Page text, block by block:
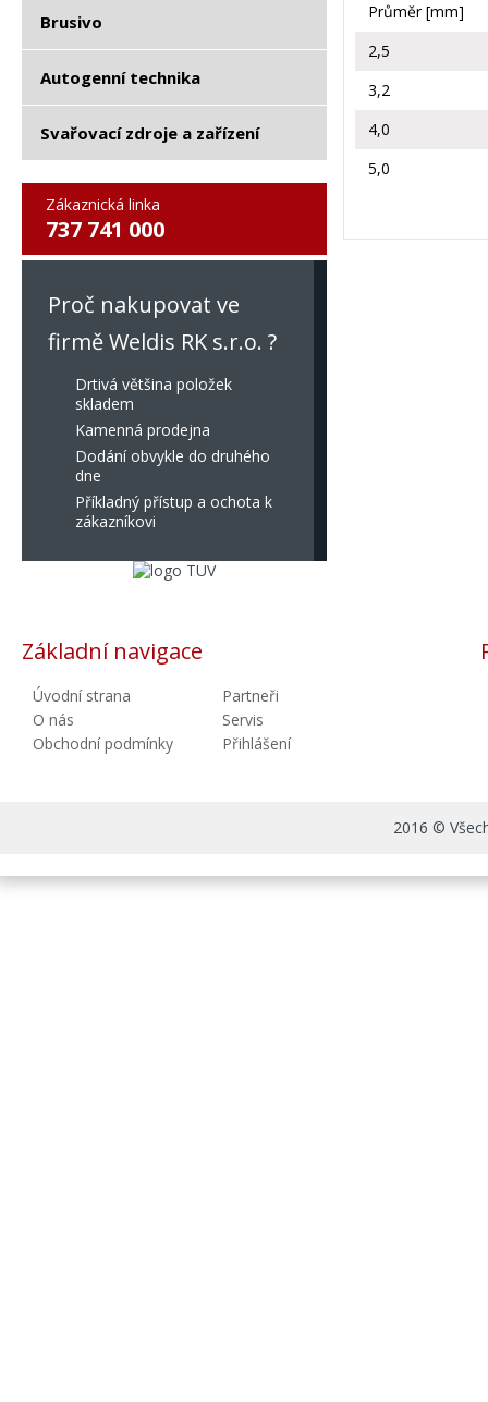
Brusivo
Autogenní technika
Svařovací zdroje a zařízení
Zákaznická linka
737 741 000
Proč nakupovat ve
firmě Weldis RK s.r.o. ?
Drtivá většina položek
skladem
Kamenná prodejna
Dodání obvykle do druhého
dne
Příkladný přístup a ochota k
zákazníkovi
Průměr [mm]
2,5
3,2
4,0
5,0
Základní navigace
Úvodní strana
O nás
Obchodní podmínky
Partneři
Servis
Přihlášení
2016 ©